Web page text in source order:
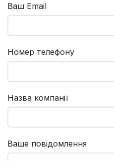
Ваш Email
Номер телефону
Назва компанії
Ваше повідомлення